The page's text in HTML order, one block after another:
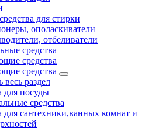
для стирки
ополаскиватели
отбеливатели
средства
средства
средства
весь раздел
для посуды
средства
для сантехники,ванных комнат и